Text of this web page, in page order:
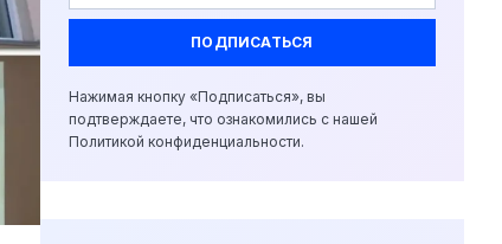
ПОДПИСАТЬСЯ
Нажимая кнопку «Подписаться», вы
подтверждаете, что ознакомились с нашей
Политикой конфиденциальности.